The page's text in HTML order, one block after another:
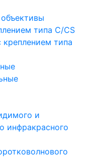
типа C/CS
типа
и
инфракрасного